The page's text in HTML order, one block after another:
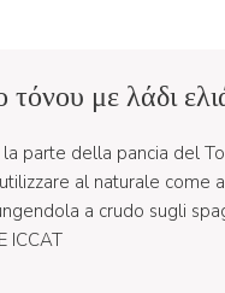
τόνου με λάδι
la parte della pancia del
al naturale
a crudo sugli
ICCAT